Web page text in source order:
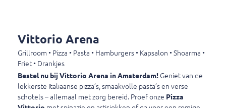
Maaza
incl. statiegeld (€ 0,15)
€ 3,15
Vittorio Arena
Grillroom • Pizza • Pasta • Hamburgers • Kapsalon • Shoarma •
Friet • Drankjes
Bestel nu bij Vittorio Arena in Amsterdam! Geniet van de
lekkerste Italiaanse pizza’s, smaakvolle pasta’s en verse
schotels – allemaal met zorg bereid. Proef onze Pizza